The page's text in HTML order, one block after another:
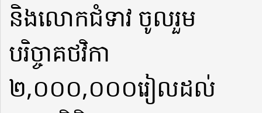
និងលោកជំទាវ ចូលរួម
បរិច្ចាគថវិកា
២,០០០,០០០រៀលដល់